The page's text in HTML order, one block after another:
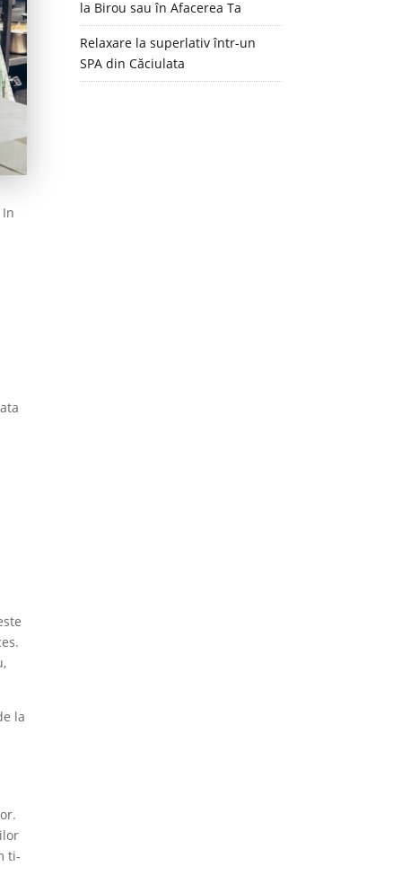
la
ti-
la Birou sau în Afacerea Ta
Relaxare la superlativ într-un
SPA din Căciulata